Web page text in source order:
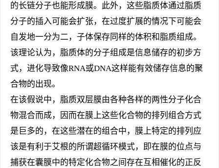
的长链分子也能形成膜。此外，这些脂质体通过脂质
分子的插入可能会扩张，在过度扩展的情况下可能会
自发地一分为二，子体保存同样的体积和脂质组成。
该理论认为，脂质体的分子组成是信息储存的初步方
式，进化导致像RNA或DNA这样能有效储存信息的聚
合物的出现。
在该假说中，脂质双层膜由各种各样的两性分子化合
物混合而成，因而在膜上这些化合物的排列组合方式
是巨多的，在这些潜在的组合中，膜上特定的排列应
该是有利于艾根的所谓超循环模式，即在膜的位点与
捕获在囊膜中的特定化合物之间存在互相催化的正反